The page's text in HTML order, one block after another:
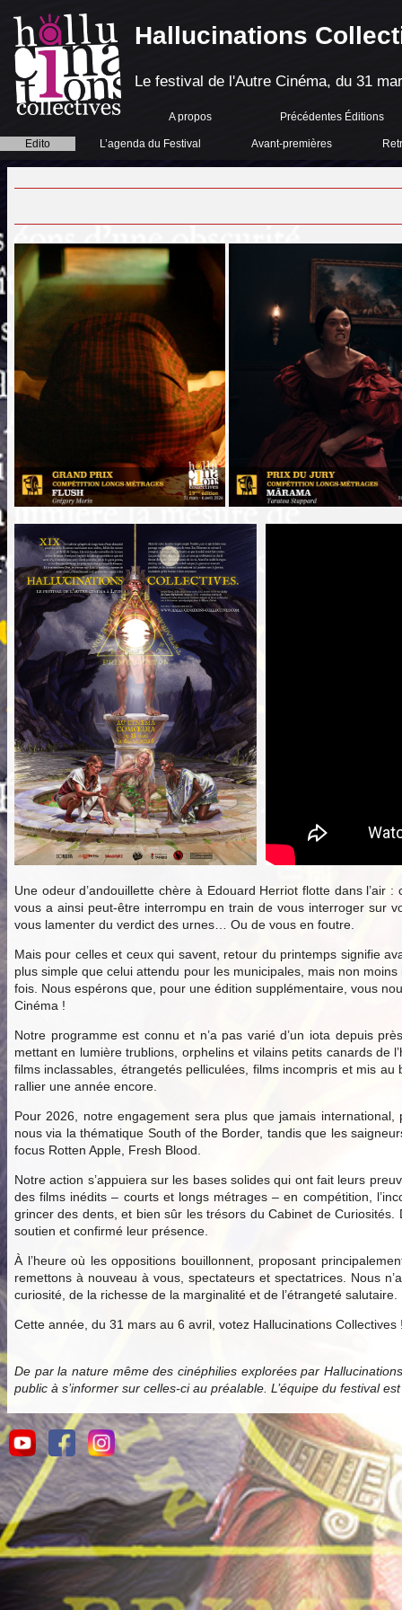
Hallucinations
Le festival de l'Autre Cinéma, du 31
A propos Précédentes Éditions
Edito L’agenda du Festival Avant-premières
Une odeur d’andouillette chère à Edouard Herriot flotte dans
vous a ainsi peut-être interrompu en train de vous interroger sur
vous lamenter du verdict des urnes… Ou de vous en foutre.
Mais pour celles et ceux qui savent, retour du printemps signifie
plus simple que celui attendu pour les municipales, mais non
fois. Nous espérons que, pour une édition supplémentaire, vous
Cinéma !
Notre programme est connu et n’a pas varié d’un iota depuis
mettant en lumière trublions, orphelins et vilains petits canards de
films inclassables, étrangetés pelliculées, films incompris et mis
rallier une année encore.
Pour 2026, notre engagement sera plus que jamais
nous via la thématique South of the Border, tandis que les
focus Rotten Apple, Fresh Blood.
Notre action s’appuiera sur les bases solides qui ont fait leurs
des films inédits – courts et longs métrages – en compétition,
grincer des dents, et bien sûr les trésors du Cabinet de
soutien et confirmé leur présence.
À l’heure où les oppositions bouillonnent, proposant
remettons à nouveau à vous, spectateurs et spectatrices. Nous
curiosité, de la richesse de la marginalité et de l’étrangeté salutaire.
Cette année, du 31 mars au 6 avril, votez Hallucinations Collectives
De par la nature même des cinéphilies explorées par
public à s’informer sur celles-ci au préalable. L’équipe du festival